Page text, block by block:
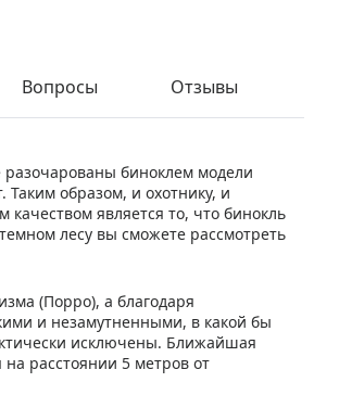
Вопросы Отзывы
биноклем модели
образом, и охотнику, и
является то, что бинокль
лесу вы сможете рассмотреть
(Порро), а благодаря
и незамутненными, в какой бы
исключены. Ближайшая
расстоянии 5 метров от